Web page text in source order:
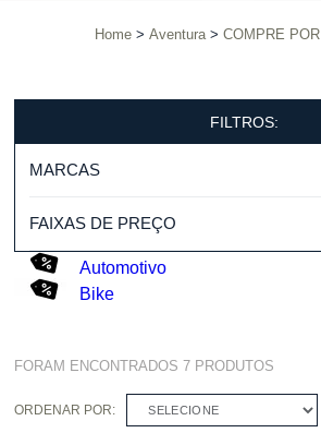
Home Aventura COMPRE POR
FILTROS:
MARCAS
FAIXAS DE PREÇO
Automotivo
Bike
FORAM ENCONTRADOS7 PRODUTOS
ORDENAR POR: SELECIONE